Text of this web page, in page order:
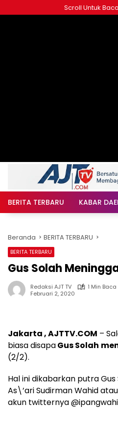
ke
Scroll Untuk
BERITA TERBARU KABAR
Beranda BERITA TERBARU
BERITA TERBARU
Gus Solah
Redaksi AJT TV
1 Min Baca
Februari 2, 2020
Jakarta , AJTTV.COM –
biasa disapaGus Solah
(2/2).
Hal ini dikabarkan putra Gus
As\’ari Sudirman Wahid
akun twitternya